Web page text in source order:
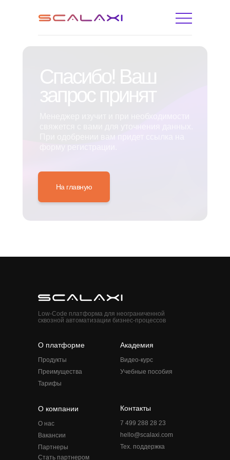
Спасибо! Ваш
запрос принят
На главную
О платформе
Продукты
Преимущества
Тарифы
Партнеры
Академия
Видео-курс
Учебные пособия
О компании
О нас
Вакансии
Low-Code платформа для неограниченной
сквозной автоматизации бизнес-процессов
Контакты
7 499 288 28 23
hello@scalaxi.com
Стать партнером
Тех. поддержка